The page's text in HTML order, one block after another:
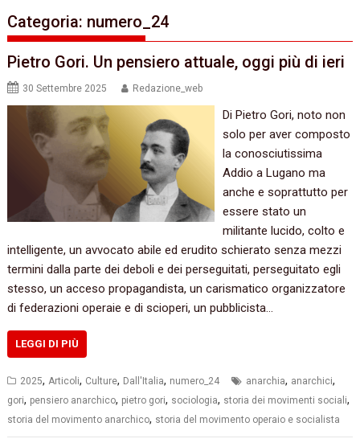
Categoria: numero_24
Pietro Gori. Un pensiero attuale, oggi più di ieri
30 Settembre 2025 Redazione_web
Di Pietro Gori, noto non
solo per aver composto
la conosciutissima
Addio a Lugano ma
anche e soprattutto per
essere stato un
militante lucido, colto e
intelligente, un avvocato abile ed erudito schierato senza mezzi
termini dalla parte dei deboli e dei perseguitati, perseguitato egli
stesso, un acceso propagandista, un carismatico organizzatore
di federazioni operaie e di scioperi, un pubblicista…
LEGGI DI PIÙ
2025,Articoli, Culture, Dall'Italia, numero_24 anarchia, anarchici,
gori, pensiero anarchico, pietro gori, sociologia, storia dei movimenti sociali,
storia del movimento anarchico, storia del movimento operaio e socialista